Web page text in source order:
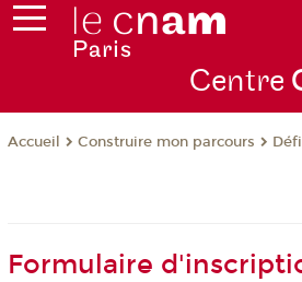
Centre
Accueil Construire mon parcours
Formulaire